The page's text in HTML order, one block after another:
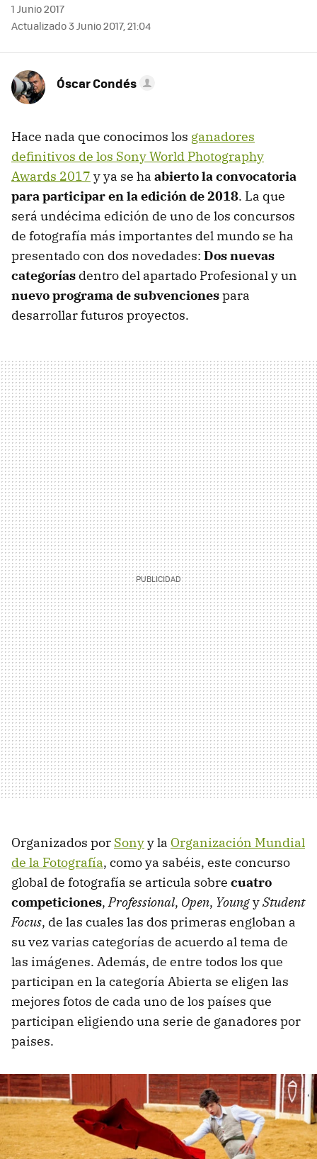
1 Junio 2017
Actualizado 3 Junio 2017, 21:04
Óscar Condés
Hace nada que conocimos los ganadores
definitivos de los Sony World Photography
Awards 2017 y ya se ha abierto la convocatoria
para participar en la edición de 2018. La que
será undécima edición de uno de los concursos
de fotografía más importantes del mundo se ha
presentado con dos novedades: Dos nuevas
categorías dentro del apartado Profesional y un
nuevo programa de subvencionespara
desarrollar futuros proyectos.
Organizados por Sonyy la Organización Mundial
de la Fotografía, como ya sabéis, este concurso
global de fotografía se articula sobre cuatro
competiciones,Professional, Open, YoungyStudent
Focus, de las cuales las dos primeras engloban a
su vez varias categorías de acuerdo al tema de
las imágenes. Además, de entre todos los que
participan en la categoría Abierta se eligen las
mejores fotos de cada uno de los países que
participan eligiendo una serie de ganadores por
paises.